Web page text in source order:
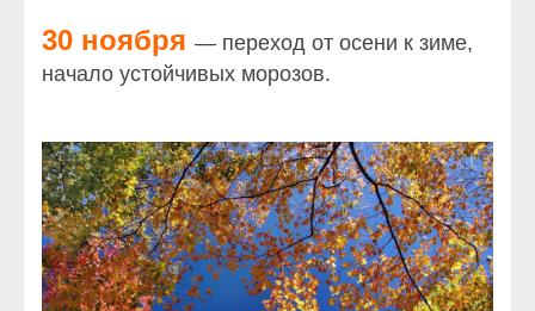
30 ноября — переход от осени к зиме,
начало устойчивых морозов.